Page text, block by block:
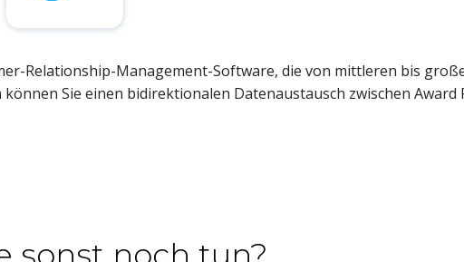
Relationship-Management-Software, die von mittleren bis
Sie einen bidirektionalen Datenaustausch zwischen Award